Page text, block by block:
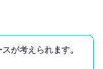
が考えられます。